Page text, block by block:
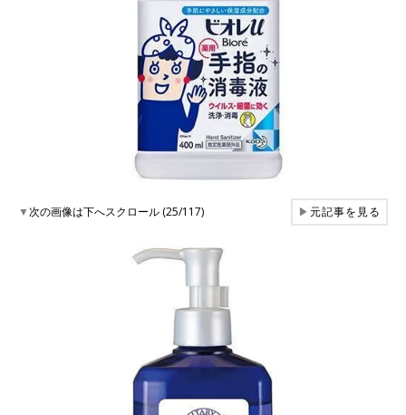
▼次の画像は下へスクロール (25/117) ▶元記事を見る